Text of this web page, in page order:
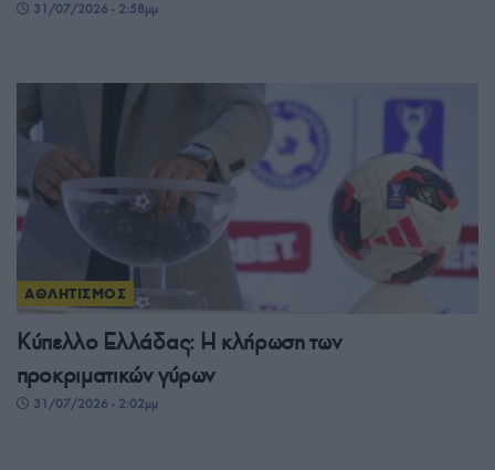
31/07/2026 - 2:58μμ
ΑΘΛΗΤΙΣΜΟΣ
Κύπελλο Ελλάδας: Η κλήρωση των
προκριματικών γύρων
31/07/2026 - 2:02μμ